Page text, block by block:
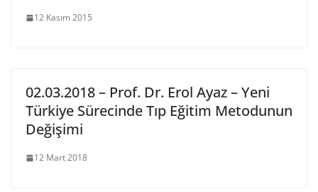
12 Kasım 2015
02.03.2018 – Prof. Dr. Erol Ayaz – Yeni
Türkiye Sürecinde Tıp Eğitim Metodunun
Değişimi
12 Mart 2018